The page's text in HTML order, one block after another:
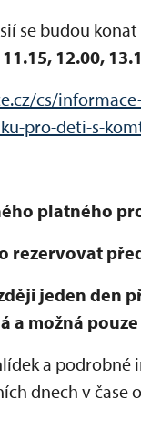
se budou konat
12.00,
cs/
pro-deti-s-
platného
rezervovat
jeden den
a možná
a
dnech v čase